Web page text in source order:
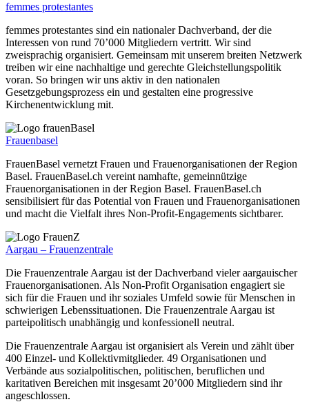
femmes protestantes
femmes protestantes sind ein nationaler Dachverband, der die
Interessen von rund 70’000 Mitgliedern vertritt. Wir sind
zweisprachig organisiert. Gemeinsam mit unserem breiten Netzwerk
treiben wir eine nachhaltige und gerechte Gleichstellungspolitik
voran. So bringen wir uns aktiv in den nationalen
Gesetzgebungsprozess ein und gestalten eine progressive
Kirchenentwicklung mit.
Frauenbasel
FrauenBasel vernetzt Frauen und Frauenorganisationen der Region
Basel. FrauenBasel.ch vereint namhafte, gemeinnützige
Frauenorganisationen in der Region Basel. FrauenBasel.ch
sensibilisiert für das Potential von Frauen und Frauenorganisationen
und macht die Vielfalt ihres Non-Profit-Engagements sichtbarer.
Aargau – Frauenzentrale
Die Frauenzentrale Aargau ist der Dachverband vieler aargauischer
Frauenorganisationen. Als Non-Profit Organisation engagiert sie
sich für die Frauen und ihr soziales Umfeld sowie für Menschen in
schwierigen Lebenssituationen. Die Frauenzentrale Aargau ist
parteipolitisch unabhängig und konfessionell neutral.
Die Frauenzentrale Aargau ist organisiert als Verein und zählt über
400 Einzel- und Kollektivmitglieder. 49 Organisationen und
Verbände aus sozialpolitischen, politischen, beruflichen und
karitativen Bereichen mit insgesamt 20’000 Mitgliedern sind ihr
angeschlossen.